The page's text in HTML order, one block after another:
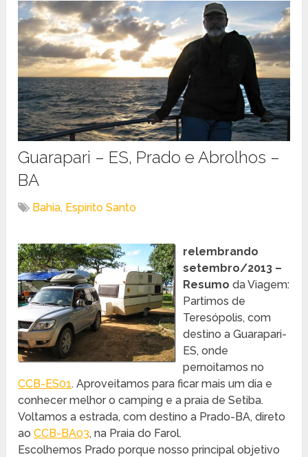
Guarapari – ES, Prado e Abrolhos –
BA
Bahia, Espírito Santo
relembrando
setembro/2013 –
Resumo da Viagem:
Partimos de
Teresópolis, com
destino a Guarapari-
ES, onde
pernoitamos no
CCB-ES01. Aproveitamos para ficar mais um dia e
conhecer melhor o camping e a praia de Setiba.
Voltamos a estrada, com destino a Prado-BA, direto
aoCCB-BA03, na Praia do Farol.
Escolhemos Prado porque nosso principal objetivo